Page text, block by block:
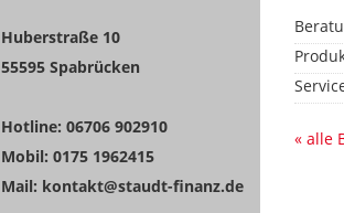
Huberstraße 10
55595 Spabrücken
Hotline: 06706 902910
Mobil: 0175 1962415
Mail: kontakt@staudt-finanz.de
« alle